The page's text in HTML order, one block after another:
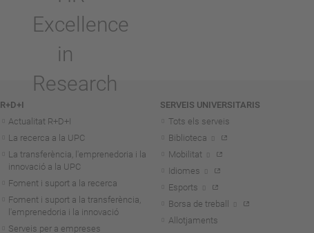
R+D+I
Actualitat R+D+I
La recerca a la UPC
La transferència, l'emprenedoria i la
innovació a la UPC
Foment i suport a la recerca
Foment i suport a la transferència,
l'emprenedoria i la innovació
Serveis per a empreses
SERVEIS UNIVERSITARIS
Tots els serveis
Biblioteca
Mobilitat
Idiomes
Esports
Borsa de treball
Allotjaments